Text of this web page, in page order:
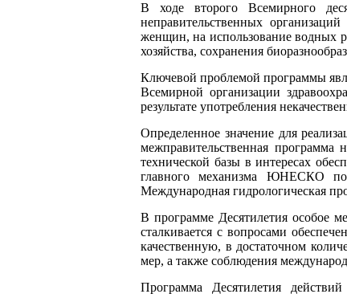
В ходе второго Всемирного
неправительственных
женщин, на использование водных
хозяйства, сохранения
Ключевой проблемой программы
Всемирной организации
результате употребления
Определенное значение для
межправительственная
технической базы в интересах
главного механизма ЮНЕСКО по
Международная гидрологическая
В программе Десятилетия особое
сталкивается с вопросами
качественную, в достаточном
мер, а также соблюдения
Программа Десятилетия